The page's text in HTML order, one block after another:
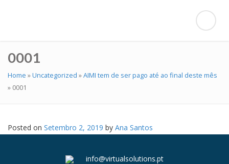
0001
Home »Uncategorized »AIMI tem de ser pago até ao final deste mês
» 0001
Posted on Setembro 2, 2019 by Ana Santos
info@virtualsolutions.pt